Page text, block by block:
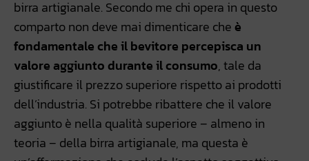
birra artigianale. Secondo me chi opera in questo
comparto non deve mai dimenticare cheè
fondamentale che il bevitore percepisca un
valore aggiunto durante il consumo, tale da
giustificare il prezzo superiore rispetto ai prodotti
dell’industria. Si potrebbe ribattere che il valore
aggiunto è nella qualità superiore – almeno in
teoria – della birra artigianale, ma questa è